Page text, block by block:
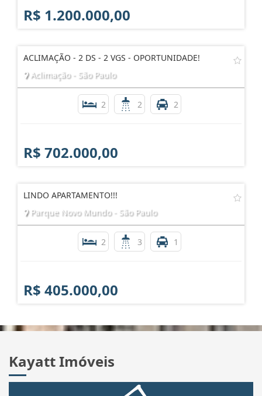
R$ 1.200.000,00
ACLIMAÇÃO - 2 DS - 2 VGS - OPORTUNIDADE!
Aclimação - São Paulo
2 2 2
R$ 702.000,00
LINDO APARTAMENTO!!!
Parque Novo Mundo - São Paulo
2 3 1
R$ 405.000,00
Kayatt Imóveis